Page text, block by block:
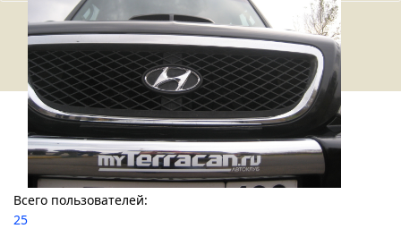
Статистикa Форума
Всего пользователей:
25